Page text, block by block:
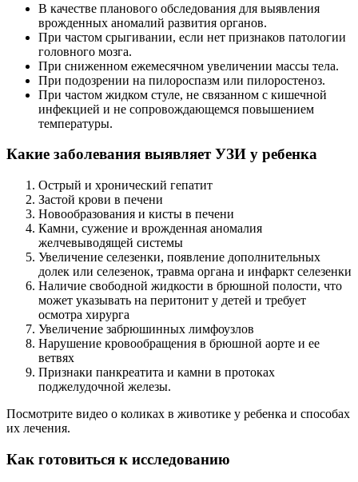
В качестве планового обследования для выявления
врожденных аномалий развития органов.
При частом срыгивании, если нет признаков патологии
головного мозга.
При сниженном ежемесячном увеличении массы тела.
При подозрении на пилороспазм или пилоростеноз.
При частом жидком стуле, не связанном с кишечной
инфекцией и не сопровождающемся повышением
температуры.
Какие заболевания выявляет УЗИ у ребенка
Острый и хронический гепатит
Застой крови в печени
Новообразования и кисты в печени
Камни, сужение и врожденная аномалия
желчевыводящей системы
Увеличение селезенки, появление дополнительных
долек или селезенок, травма органа и инфаркт селезенки
Наличие свободной жидкости в брюшной полости, что
может указывать на перитонит у детей и требует
осмотра хирурга
Увеличение забрюшинных лимфоузлов
Нарушение кровообращения в брюшной аорте и ее
ветвях
Признаки панкреатита и камни в протоках
поджелудочной железы.
Посмотрите видео о коликах в животике у ребенка и способах
их лечения.
Как готовиться к исследованию